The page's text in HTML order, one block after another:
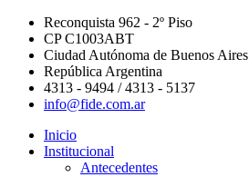
Reconquista 962 - 2º Piso
CP C1003ABT
Ciudad Autónoma de Buenos Aires
República Argentina
4313 - 9494 / 4313 - 5137
info@fide.com.ar
Inicio
Institucional
Antecedentes